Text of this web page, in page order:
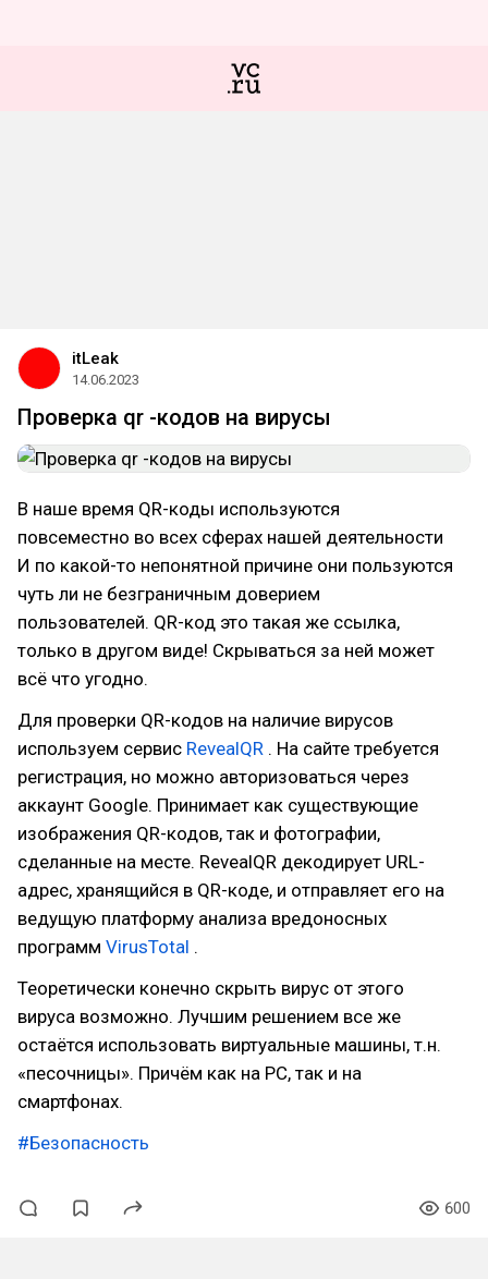
itLeak
14.06.2023
Проверка qr -кодов на вирусы
В наше время QR-коды используются
повсеместно во всех сферах нашей деятельности
И по какой-то непонятной причине они пользуются
чуть ли не безграничным доверием
пользователей. QR-код это такая же ссылка,
только в другом виде! Скрываться за ней может
всё что угодно.
Для проверки QR-кодов на наличие вирусов
используем сервис RevealQR . На сайте требуется
регистрация, но можно авторизоваться через
аккаунт Google. Принимает как существующие
изображения QR-кодов, так и фотографии,
сделанные на месте. RevealQR декодирует URL-
адрес, хранящийся в QR-коде, и отправляет его на
ведущую платформу анализа вредоносных
программ VirusTotal .
Теоретически конечно скрыть вирус от этого
вируса возможно. Лучшим решением все же
остаётся использовать виртуальные машины, т.н.
«песочницы». Причём как на PC, так и на
смартфонах.
#Безопасность
600